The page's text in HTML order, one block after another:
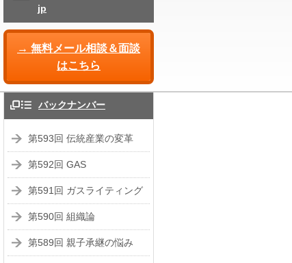
jp
→ 無料メール相談＆面談
はこちら
バックナンバー
第593回 伝統産業の変革
第592回 GAS
第591回 ガスライティング
第590回 組織論
第589回 親子承継の悩み